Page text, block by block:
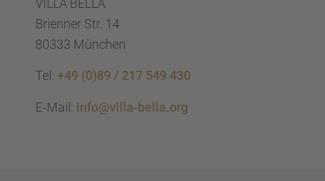
VILLA BELLA
Brien­ner Str. 14
80333 München
Tel: +49 (0)89 / 217 549 430
E‑Mail: info@villa-bella.org